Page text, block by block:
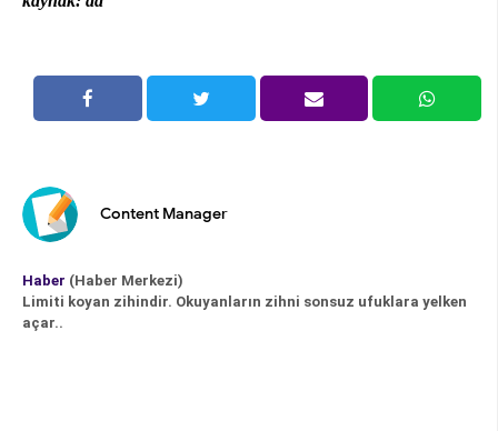
Content Manager
Haber (Haber Merkezi)
Limiti koyan zihindir. Okuyanların zihni sonsuz ufuklara yelken
açar..